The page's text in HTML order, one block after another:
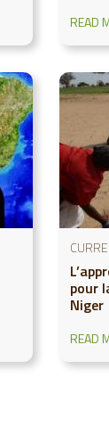
READ
pour
Niger
READ